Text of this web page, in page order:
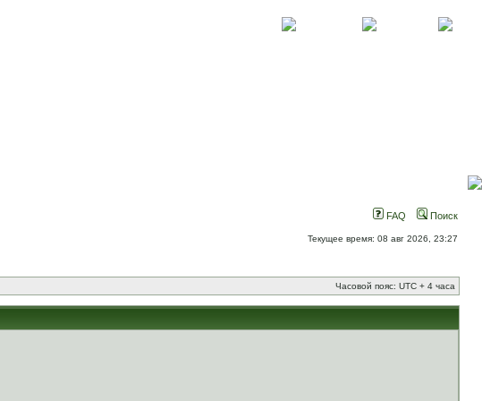
FAQ Поиск
Текущее время: 08 авг 2026, 23:27
Часовой пояс: UTC + 4 часа